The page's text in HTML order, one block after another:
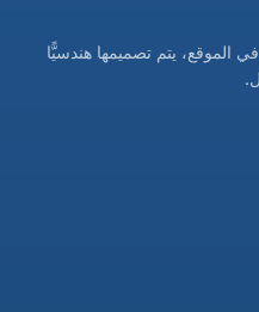
يتم تصميمها هندسيًّا